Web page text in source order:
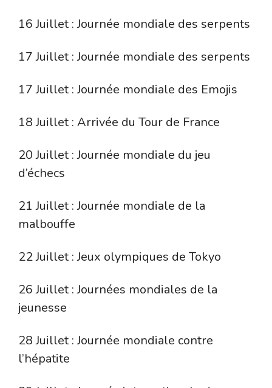
16 Juillet : Journée mondiale des serpents
17 Juillet : Journée mondiale des serpents
17 Juillet : Journée mondiale des Emojis
18 Juillet : Arrivée du Tour de France
20 Juillet : Journée mondiale du jeu
d’échecs
21 Juillet : Journée mondiale de la
malbouffe
22 Juillet : Jeux olympiques de Tokyo
26 Juillet : Journées mondiales de la
jeunesse
28 Juillet : Journée mondiale contre
l’hépatite